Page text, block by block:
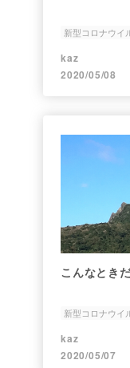
新型コロナウイ
kaz
2020/05/08
こんなとき
新型コロナウイ
kaz
2020/05/07